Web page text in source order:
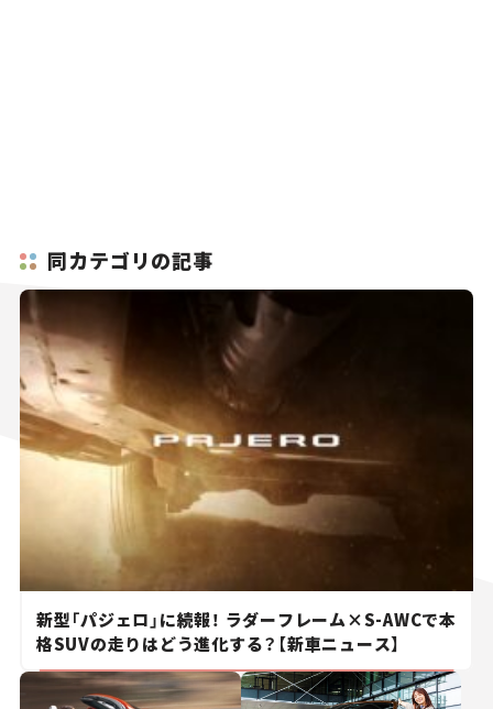
同カテゴリの記事
新型「パジェロ」に続報！ ラダーフレーム×S-AWCで本
格SUVの走りはどう進化する？【新車ニュース】